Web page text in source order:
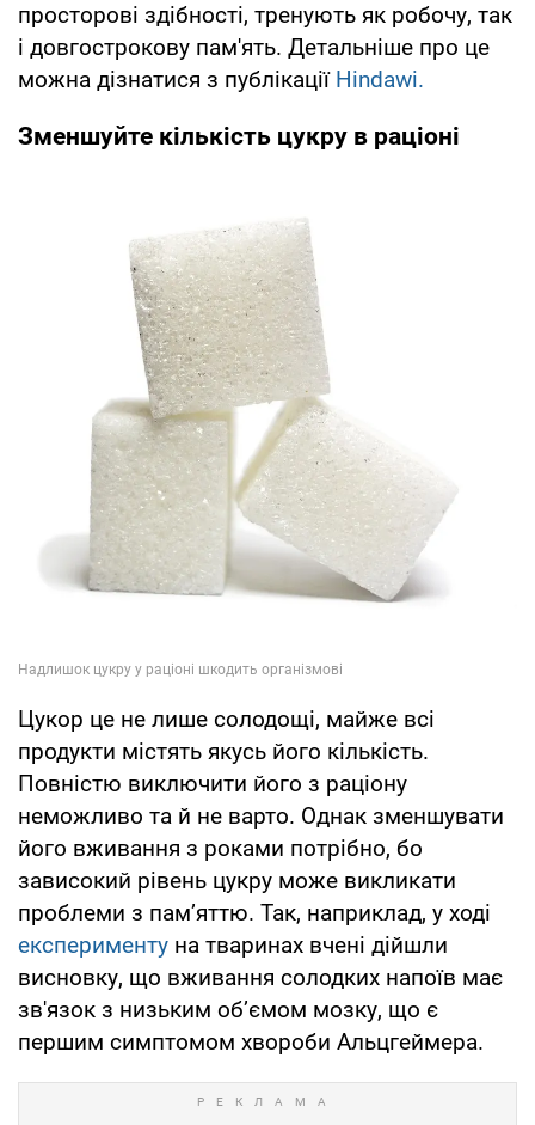
просторові здібності, тренують як робочу, так
і довгострокову пам'ять. Детальніше про це
можна дізнатися з публікації Hindawi.
Зменшуйте кількість цукру в раціоні
Цукор це не лише солодощі, майже всі
продукти містять якусь його кількість.
Повністю виключити його з раціону
неможливо та й не варто. Однак зменшувати
його вживання з роками потрібно, бо
зависокий рівень цукру може викликати
проблеми з пам’яттю. Так, наприклад, у ході
експерименту на тваринах вчені дійшли
висновку, що вживання солодких напоїв має
зв'язок з низьким об’ємом мозку, що є
першим симптомом хвороби Альцгеймера.